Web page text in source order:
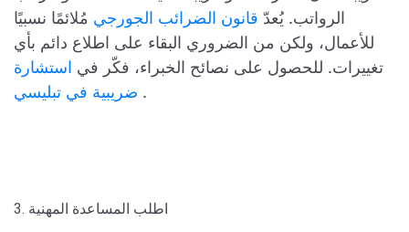
الرواتب. يُعدّ قانون الضرائب الجورجي مُلائمًا نسبيًا
للأعمال، ولكن من الضروري البقاء على اطلاع دائم بأي
تغييرات. للحصول على نصائح الخبراء، فكّر في استشارة
ضريبية في تبليسي .
3. اطلب المساعدة المهنية